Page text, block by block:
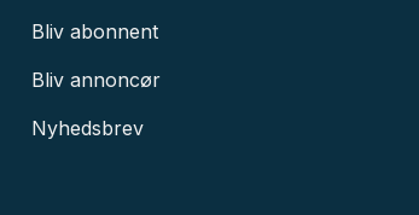
Bliv abonnent
Bliv annoncør
Nyhedsbrev